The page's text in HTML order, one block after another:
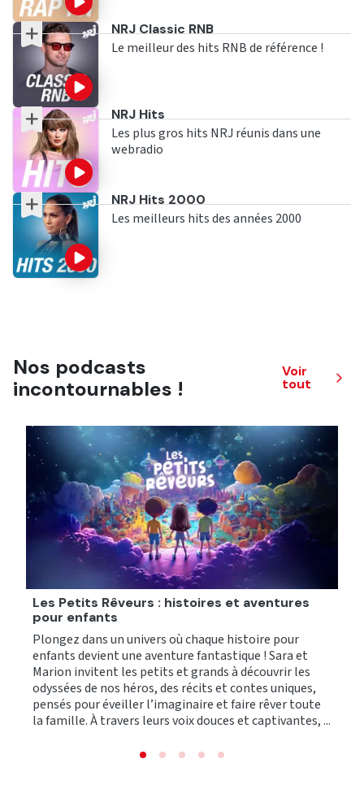
Ecouter
NRJ Classic RNB
Le meilleur des hits RNB de référence !
Ecouter
NRJ Hits
Les plus gros hits NRJ réunis dans une
webradio
Ecouter
NRJ Hits 2000
Les meilleurs hits des années 2000
Nos podcasts
incontournables !
Voir
tout
Les Petits Rêveurs : histoires et aventures
pour enfants
Plongez dans un univers où chaque histoire pour
enfants devient une aventure fantastique ! Sara et
Marion invitent les petits et grands à découvrir les
odyssées de nos héros, des récits et contes uniques,
pensés pour éveiller l’imaginaire et faire rêver toute
la famille. À travers leurs voix douces et captivantes, ...